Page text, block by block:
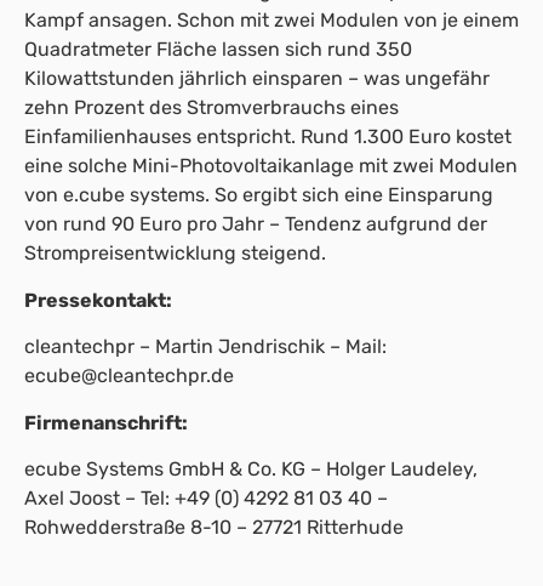
Kampf ansagen. Schon mit zwei Modulen von je einem
Quadratmeter Fläche lassen sich rund 350
Kilowattstunden jährlich einsparen – was ungefähr
zehn Prozent des Stromverbrauchs eines
Einfamilienhauses entspricht. Rund 1.300 Euro kostet
eine solche Mini-Photovoltaikanlage mit zwei Modulen
von e.cube systems. So ergibt sich eine Einsparung
von rund 90 Euro pro Jahr – Tendenz aufgrund der
Strompreisentwicklung steigend.
Pressekontakt:
cleantechpr – Martin Jendrischik – Mail:
ecube@cleantechpr.de
Firmenanschrift:
ecube Systems GmbH & Co. KG – Holger Laudeley,
Axel Joost – Tel: +49 (0) 4292 81 03 40 –
Rohwedderstraße 8-10 – 27721 Ritterhude